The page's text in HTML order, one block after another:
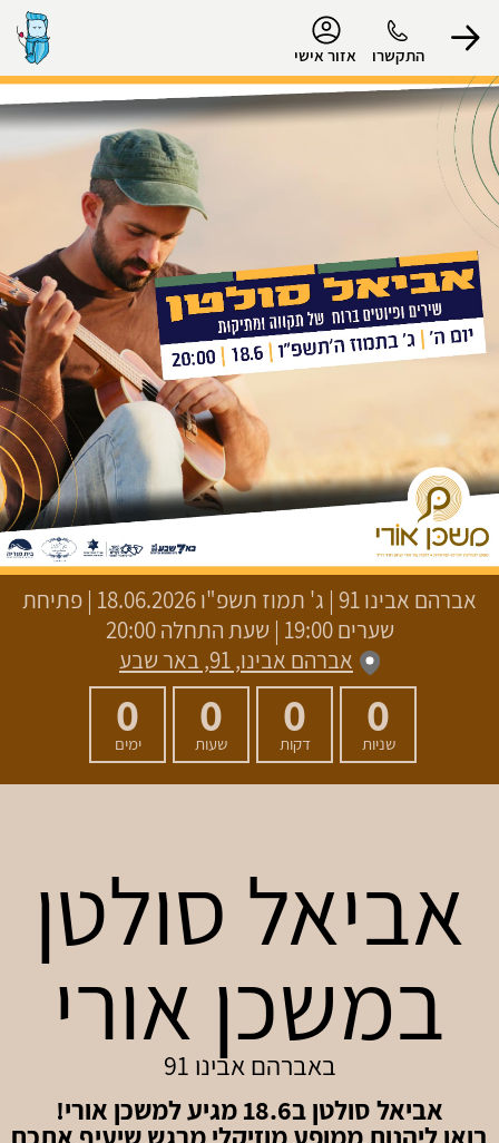
התקשרו אזור אישי
הפרופיל שלי
התנתק
אברהם אבינו 91 | ג' תמוז תשפ"ו
18.06.2026 | פתיחת
שערים 19:00 | שעת התחלה 20:00
אברהם אבינו, 91, באר שבע
0
שניות
0
דקות
0
שעות
0
ימים
אביאל סולטן
במשכן אורי
באברהם אבינו 91
אביאל סולטן ב18.6 מגיע למשכן אורי!